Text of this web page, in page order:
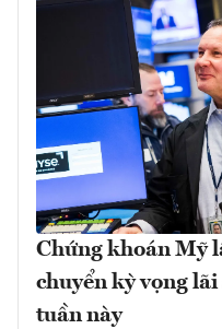
Chứng khoán Mỹ
chuyển kỳ vọng
tuần này